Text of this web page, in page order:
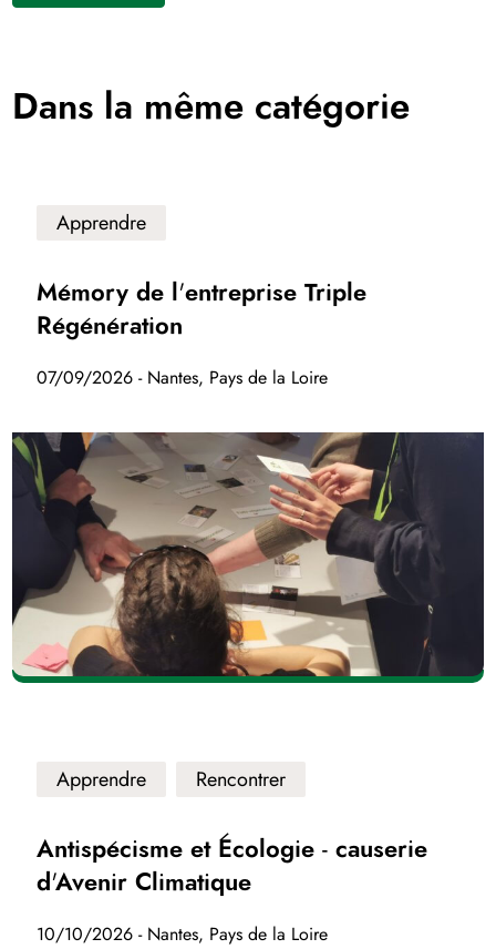
Dans la même catégorie
Apprendre
Mémory de l'entreprise Triple
Régénération
07/09/2026 - Nantes, Pays de la Loire
Apprendre Rencontrer
Antispécisme et Écologie - causerie
d'Avenir Climatique
10/10/2026 - Nantes, Pays de la Loire